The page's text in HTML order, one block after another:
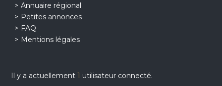
Annuaire régional
Petites annonces
FAQ
Mentions légales
Il y a actuellement1 utilisateur connecté.